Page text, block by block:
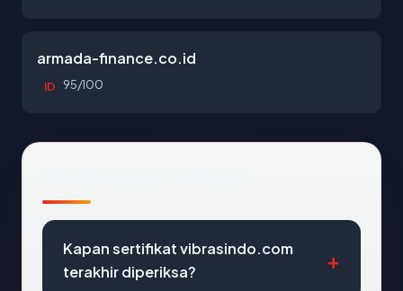
armada-finance.co.id
ID 95/100
Kapan sertifikat vibrasindo.com
terakhir diperiksa?